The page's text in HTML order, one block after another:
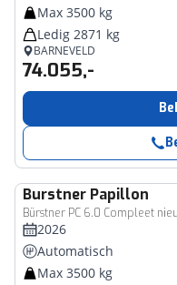
Max 3500 kg
Ledig 2871 kg
BARNEVELD
74.055,-
Burstner Papillon
Bürstner PC 6.0 Compleet
2026
Automatisch
Max 3500 kg